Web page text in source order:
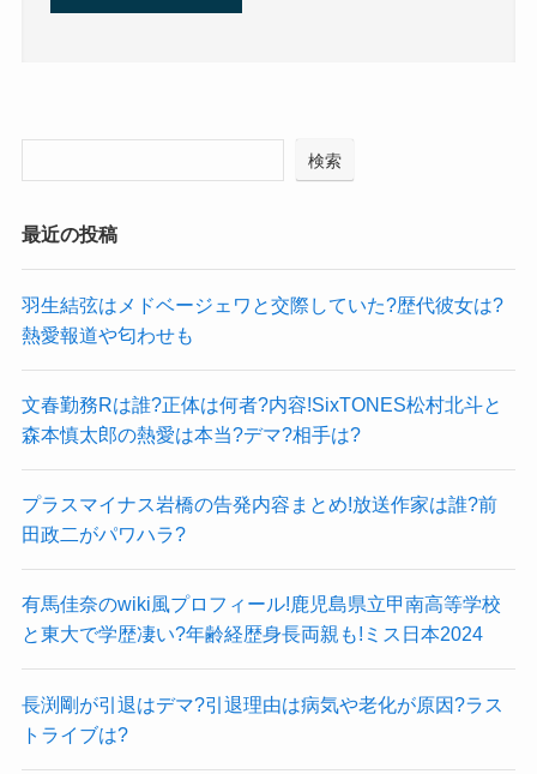
検索
最近の投稿
羽生結弦はメドベージェワと交際していた?歴代彼女は?
熱愛報道や匂わせも
文春勤務Rは誰?正体は何者?内容!SixTONES松村北斗と
森本慎太郎の熱愛は本当?デマ?相手は?
プラスマイナス岩橋の告発内容まとめ!放送作家は誰?前
田政二がパワハラ?
有馬佳奈のwiki風プロフィール!鹿児島県立甲南高等学校
と東大で学歴凄い?年齢経歴身長両親も!ミス日本2024
長渕剛が引退はデマ?引退理由は病気や老化が原因?ラス
トライブは?